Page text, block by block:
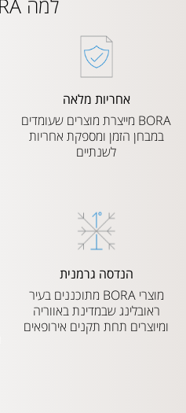
אחריות מלאה
BORA מייצרת מוצרים שעומדים
במבחן הזמן ומספקת אחריות
לשנתיים
הנדסה גרמנית
מוצרי BORA מתוכננים בעיר
ראובלינג שבמדינת באווריה
ומיוצרים תחת תקנים אירופאים